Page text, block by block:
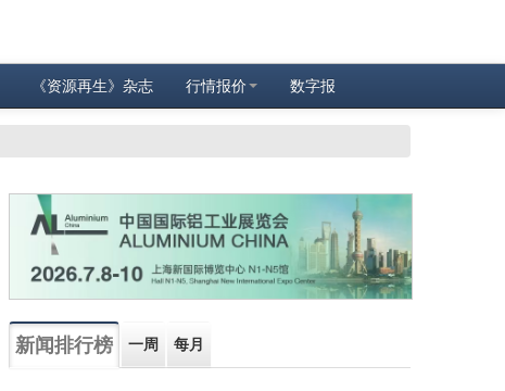
《资源再生》杂志 行情报价 数字报
新闻排行榜 一周 每月